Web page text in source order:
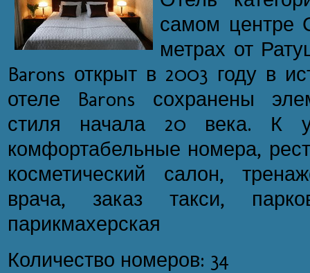
самом центре
метрах от
Barons открыт в 2003 году в
отеле Barons сохранены
стиля начала 20 века. К
комфортабельные номера,
косметический салон,
врача, заказ такси,
парикмахерская
Количество номеров: 34